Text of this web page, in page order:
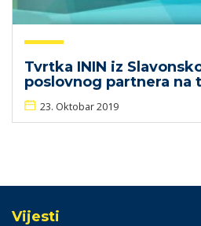
Tvrtka ININ iz
poslovnog partnera na
23. Oktobar 2019
Vijesti